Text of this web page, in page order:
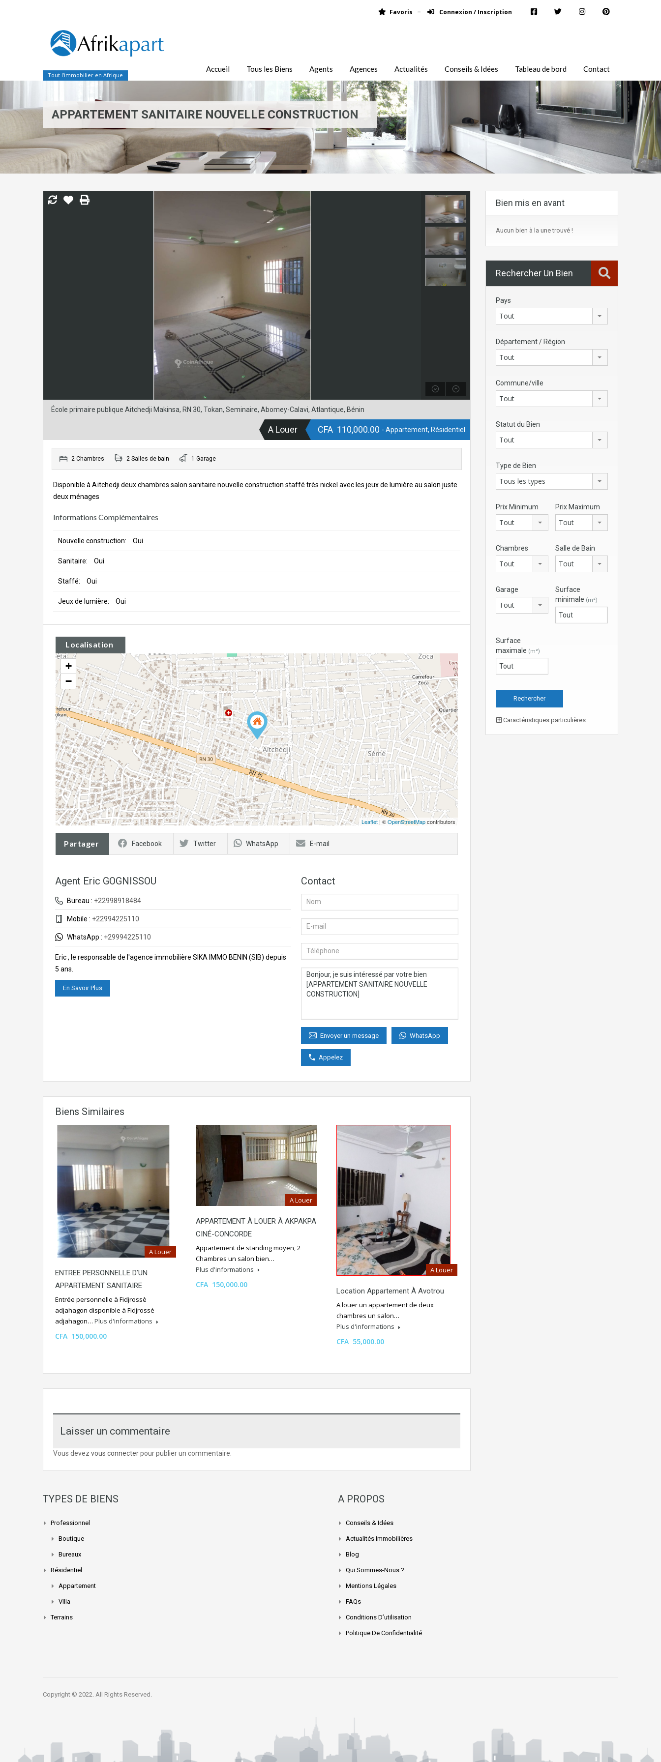
Favoris Connexion / Inscription
Tout l’immobilier en Afrique
Accueil Tous les Biens Agents Agences Actualités Conseils & Idées Tableau de bord Contact
APPARTEMENT SANITAIRE NOUVELLE CONSTRUCTION
École primaire publique Aitchedji Makinsa, RN 30, Tokan, Seminaire, Abomey-Calavi, Atlantique, Bénin
A Louer CFA 110,000.00 - Appartement, Résidentiel
2 Chambres 2 Salles de bain 1 Garage
Disponible à Aïtchedji deux chambres salon sanitaire nouvelle construction staffé très nickel avec les jeux de lumière au salon juste
deux ménages
Informations Complémentaires
Nouvelle construction: Oui
Sanitaire: Oui
Staffé: Oui
Jeux de lumière: Oui
Localisation
+
−
Leaflet | ©OpenStreetMapcontributors
Partager Facebook Twitter WhatsApp E-mail
Agent Eric GOGNISSOU
Bureau : +22998918484
Mobile : +22994225110
WhatsApp : +29994225110
Eric , le responsable de l'agence immobilière SIKA IMMO BENIN (SIB) depuis
5 ans.
En Savoir Plus
Contact
Envoyer un message WhatsApp
Appelez
Biens Similaires
A Louer
ENTREE PERSONNELLE D’UN
APPARTEMENT SANITAIRE
Entrée personnelle à Fidjrossè
adjahagon disponible à Fidjrossè
adjahagon… Plus d'informations
CFA 150,000.00
A Louer
APPARTEMENT À LOUER À AKPAKPA
CINÉ-CONCORDE
Appartement de standing moyen, 2
Chambres un salon bien…
Plus d'informations
CFA 150,000.00
A Louer
Location Appartement À Avotrou
A louer un appartement de deux
chambres un salon…
Plus d'informations
CFA 55,000.00
Laisser un commentaire
Vous devez vous connecterpour publier un commentaire.
Bien mis en avant
Aucun bien à la une trouvé !
Rechercher Un Bien
Pays
Tout
Département / Région
Tout
Commune/ville
Tout
Statut du Bien
Tout
Type de Bien
Tous les types
Prix Minimum
Tout
Prix Maximum
Tout
Chambres
Tout
Salle de Bain
Tout
Garage
Tout
Surface
minimale (m²)
Surface
maximale (m²)
Caractéristiques particulières
TYPES DE BIENS
Professionnel
Boutique
Bureaux
Résidentiel
Appartement
Villa
Terrains
A PROPOS
Conseils & Idées
Actualités Immobilières
Blog
Qui Sommes-Nous ?
Mentions Légales
FAQs
Conditions D’utilisation
Politique De Confidentialité
Copyright © 2022. All Rights Reserved.